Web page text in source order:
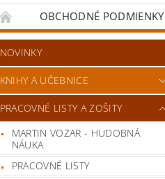
OBCHODNÉ PODMIENKY
NOVINKY
KNIHY A UČEBNICE
PRACOVNÉ LISTY A ZOŠITY
MARTIN VOZAR - HUDOBNÁ
NÁUKA
PRACOVNÉ LISTY